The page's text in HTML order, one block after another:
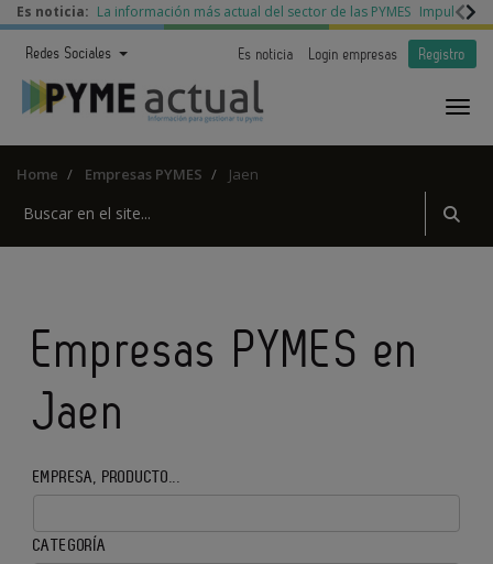
Es noticia: La información más actual del sector de las PYMES Impulso a
Redes Sociales Es noticia Login empresas Registro
Home Empresas PYMES Jaen
Empresas PYMES en
Jaen
EMPRESA, PRODUCTO...
CATEGORÍA